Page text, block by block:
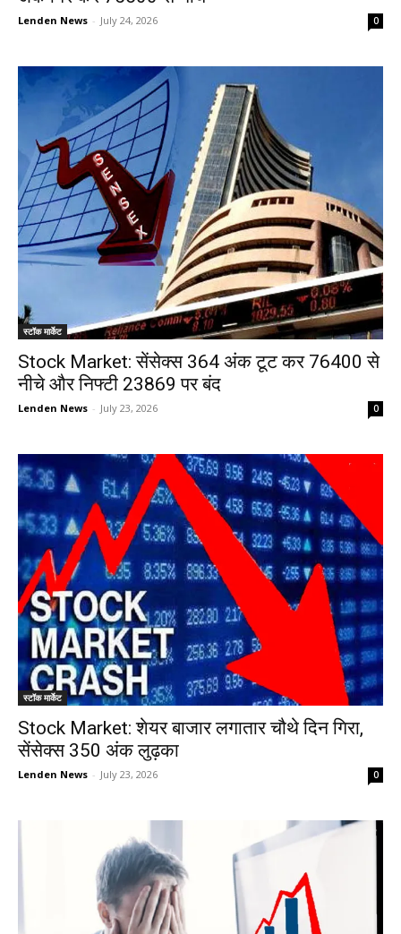
Lenden News - July 24, 2026 0
स्टॉक मार्केट
Stock Market: सेंसेक्स 364 अंक टूट कर 76400 से
नीचे और निफ्टी 23869 पर बंद
Lenden News - July 23, 2026 0
स्टॉक मार्केट
Stock Market: शेयर बाजार लगातार चौथे दिन गिरा,
सेंसेक्स 350 अंक लुढ़का
Lenden News - July 23, 2026 0